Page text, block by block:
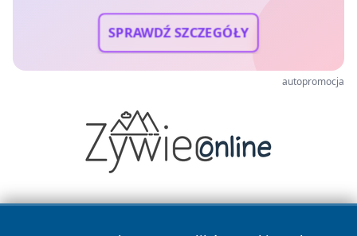
SPRAWDŹ SZCZEGÓŁY
autopromocja